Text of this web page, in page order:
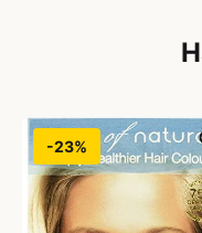
-23%